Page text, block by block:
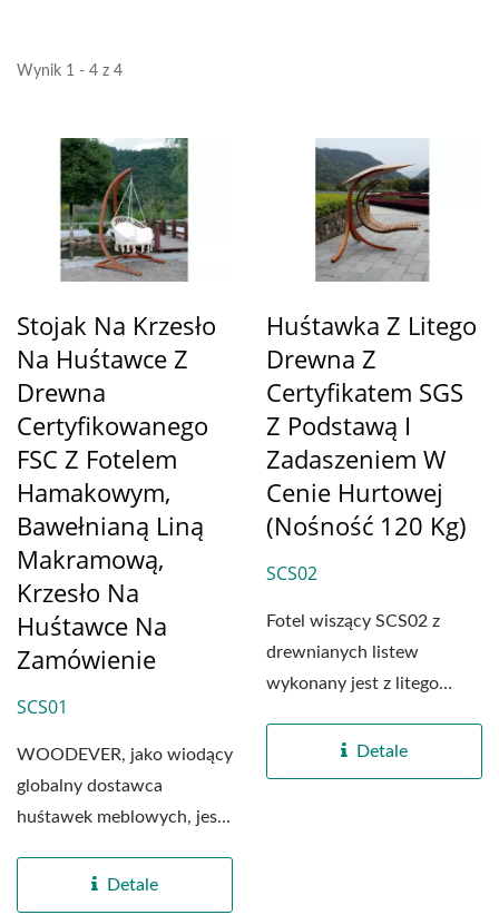
Wynik 1 - 4 z 4
Stojak Na Krzesło
Na Huśtawce Z
Drewna
Certyfikowanego
FSC Z Fotelem
Hamakowym,
Bawełnianą Liną
Makramową,
Krzesło Na
Huśtawce Na
Zamówienie
SCS01
WOODEVER, jako wiodący
globalny dostawca
huśtawek meblowych, jest
dostarczanie...Detale
Huśtawka Z Litego
Drewna Z
Certyfikatem SGS
Z Podstawą I
Zadaszeniem W
Cenie Hurtowej
(Nośność 120 Kg)
SCS02
Fotel wiszący SCS02 z
drewnianych listew
wykonany jest z litego
wykorzystuje...Detale